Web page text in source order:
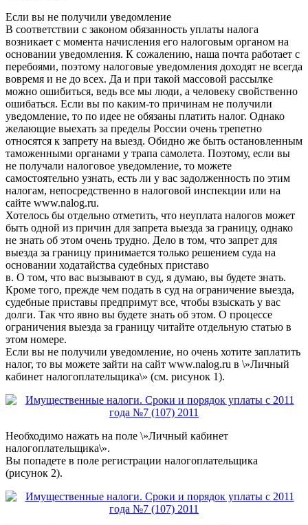
Если вы не получили уведомление
В соответствии с законом обязанность уплаты налога
возникает с момента начисления его налоговым органом на
основании уведомления. К сожалению, наша почта работает с
перебоями, поэтому налоговые уведомления доходят не всегда
вовремя и не до всех. Да и при такой массовой рассылке
можно ошибиться, ведь все мы люди, а человеку свойственно
ошибаться. Если вы по каким-то причинам не получили
уведомление, то по идее не обязаны платить налог. Однако
желающие выехать за пределы России очень трепетно
относятся к запрету на выезд. Обидно же быть остановленным
таможенными органами у трапа самолета. Поэтому, если вы
не получали налоговое уведомление, то можете
самостоятельно узнать, есть ли у вас задолженность по этим
налогам, непосредственно в налоговой инспекции или на
сайте www.nalog.ru.
Хотелось бы отдельно отметить, что неуплата налогов может
быть одной из причин для запрета выезда за границу, однако
не знать об этом очень трудно. Дело в том, что запрет для
выезда за границу принимается только решением суда на
основании ходатайства судебных приставо
в. О том, что вас вызывают в суд, я думаю, вы будете знать.
Кроме того, прежде чем подать в суд на ограничение выезда,
судебные приставы предпримут все, чтобы взыскать у вас
долги. Так что явно вы будете знать об этом. О процессе
ограничения выезда за границу читайте отдельную статью в
этом номере.
Если вы не получили уведомление, но очень хотите заплатить
налог, то вы можете зайти на сайт www.nalog.ru в \»Личный
кабинет налогоплательщика\» (см. рисунок 1).
Необходимо нажать на поле \»Личный кабинет
налогоплательщика\».
Вы попадете в поле регистрации налогоплательщика
(рисунок 2).